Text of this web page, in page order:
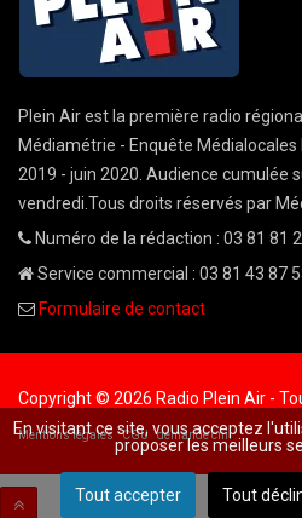
Plein Air est la première radio
Médiamétrie - Enquête
2019 - juin 2020. Audience cumulée
vendredi.Tous droits réservés par
Numéro de la rédaction : 03 81 81
Service commercial : 03 81 43 87
Formulaire de contact
Copyright © 2026 Radio Plein Air -
Mentions légales CGU demande cnil
En visitant ce site, vous acceptez
proposer les meilleurs
Tout accepter Tout